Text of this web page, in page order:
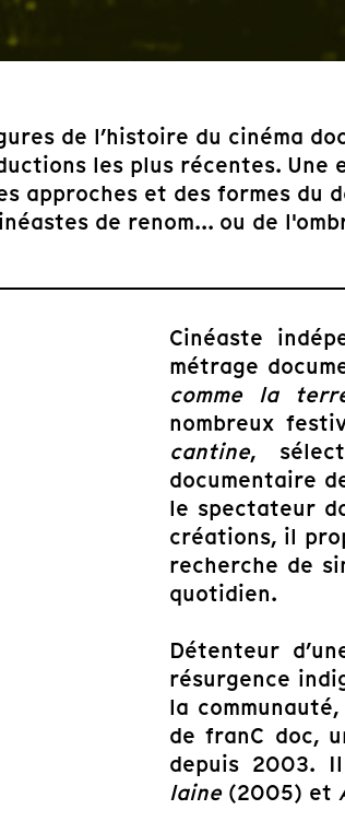
de l’histoire du cinéma
les plus récentes. Une
approches et des formes du
de renom... ou de
Cinéaste
métrage
comme la
nombreux
cantine,
documentaire
le spectateur
créations, il
recherche de
quotidien.
Détenteur
résurgence
la
de franC doc,
depuis 2003.
laine(2005) et